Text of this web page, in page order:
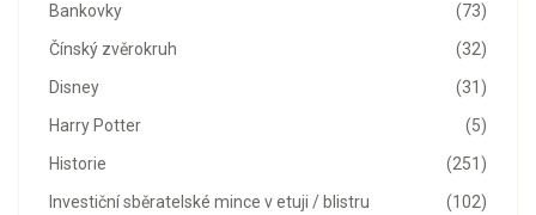
(73)
Bankovky
(32)
Čínský zvěrokruh
(31)
Disney
(5)
Harry Potter
(251)
Historie
(102)
Investiční sběratelské mince v etuji / blistru